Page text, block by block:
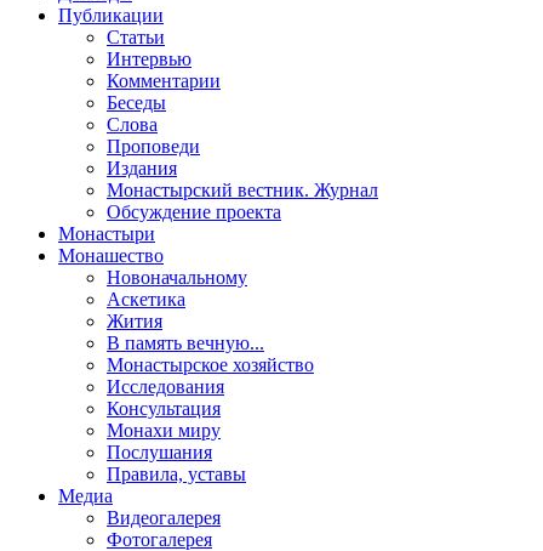
Публикации
Статьи
Интервью
Комментарии
Беседы
Слова
Проповеди
Издания
Монастырский вестник. Журнал
Обсуждение проекта
Монастыри
Монашество
Новоначальному
Аскетика
Жития
В память вечную...
Монастырское хозяйство
Исследования
Консультация
Монахи миру
Послушания
Правила, уставы
Медиа
Видеогалерея
Фотогалерея